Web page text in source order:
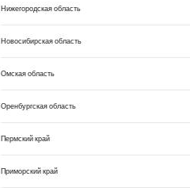
Нижегородская область
Новосибирская область
Омская область
Оренбургская область
Пермский край
Приморский край